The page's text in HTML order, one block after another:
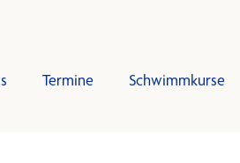
Termine Schwimmkurse